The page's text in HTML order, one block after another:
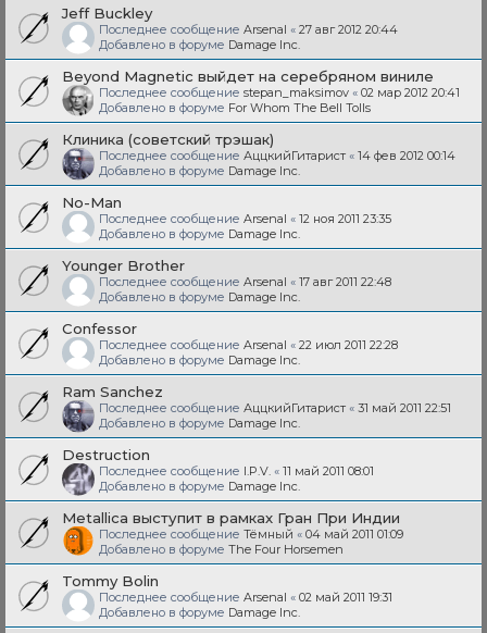
Jeff Buckley
Последнее сообщение Arsenal « 27 авг 2012 20:44
Добавлено в форуме Damage Inc.
Beyond Magnetic выйдет на серебряном виниле
Последнее сообщение stepan_maksimov « 02 мар 2012 20:41
Добавлено в форуме For Whom The Bell Tolls
Клиника (советский трэшак)
Последнее сообщение АццкийГитарист « 14 фев 2012 00:14
Добавлено в форуме Damage Inc.
No-Man
Последнее сообщение Arsenal « 12 ноя 2011 23:35
Добавлено в форуме Damage Inc.
Younger Brother
Последнее сообщение Arsenal « 17 авг 2011 22:48
Добавлено в форуме Damage Inc.
Confessor
Последнее сообщение Arsenal « 22 июл 2011 22:28
Добавлено в форуме Damage Inc.
Ram Sanchez
Последнее сообщение АццкийГитарист « 31 май 2011 22:51
Добавлено в форуме Damage Inc.
Destruction
Последнее сообщение I.P.V. « 11 май 2011 08:01
Добавлено в форуме Damage Inc.
Metallica выступит в рамках Гран При Индии
Последнее сообщение Тёмный « 04 май 2011 01:09
Добавлено в форуме The Four Horsemen
Tommy Bolin
Последнее сообщение Arsenal « 02 май 2011 19:31
Добавлено в форуме Damage Inc.